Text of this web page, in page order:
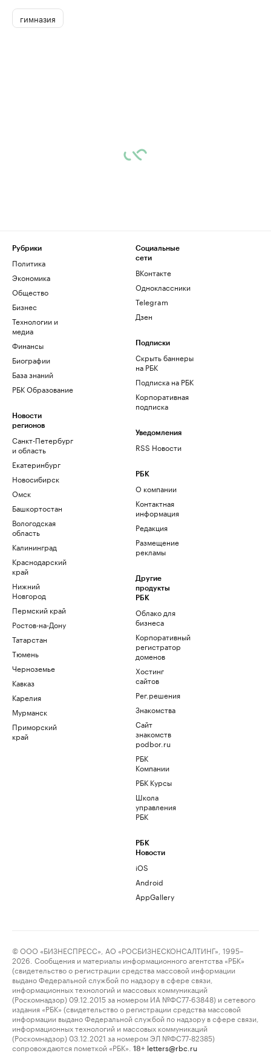
гимназия
Рубрики
Политика
Экономика
Общество
Бизнес
Технологии и
медиа
Финансы
Биографии
База знаний
РБК Образование
Новости
регионов
Санкт-Петербург
и область
Екатеринбург
Новосибирск
Омск
Башкортостан
Вологодская
область
Калининград
Краснодарский
край
Нижний
Новгород
Пермский край
Ростов-на-Дону
Татарстан
Тюмень
Черноземье
Кавказ
Карелия
Мурманск
Приморский
край
Социальные
сети
ВКонтакте
Одноклассники
Telegram
Дзен
Подписки
Скрыть баннеры
на РБК
Подписка на РБК
Корпоративная
подписка
Уведомления
RSS Новости
РБК
О компании
Контактная
информация
Редакция
Размещение
рекламы
Другие
продукты
РБК
Облако для
бизнеса
Корпоративный
регистратор
доменов
Хостинг
сайтов
Рег.решения
Знакомства
Сайт
знакомств
podbor.ru
РБК
Компании
РБК Курсы
Школа
управления
РБК
РБК
Новости
iOS
Android
AppGallery
© ООО «БИЗНЕСПРЕСС», АО «РОСБИЗНЕСКОНСАЛТИНГ», 1995–
2026. Сообщения и материалы информационного агентства «РБК»
(свидетельство о регистрации средства массовой информации
выдано Федеральной службой по надзору в сфере связи,
информационных технологий и массовых коммуникаций
(Роскомнадзор) 09.12.2015 за номером ИА №ФС77-63848) и сетевого
издания «РБК» (свидетельство о регистрации средства массовой
информации выдано Федеральной службой по надзору в сфере связи,
информационных технологий и массовых коммуникаций
(Роскомнадзор) 03.12.2021 за номером ЭЛ №ФС77-82385)
сопровождаются пометкой «РБК».
18+ letters@rbc.ru